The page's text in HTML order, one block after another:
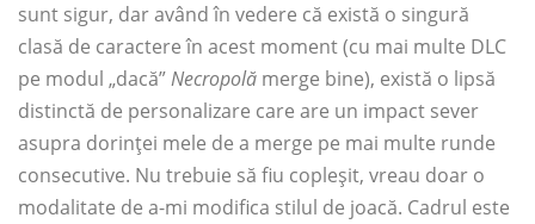
sunt sigur, dar având în vedere că există o singură
clasă de caractere în acest moment (cu mai multe DLC
pe modul „dacă”Necropolă merge bine), există o lipsă
distinctă de personalizare care are un impact sever
asupra dorinței mele de a merge pe mai multe runde
consecutive. Nu trebuie să fiu copleșit, vreau doar o
modalitate de a-mi modifica stilul de joacă. Cadrul este